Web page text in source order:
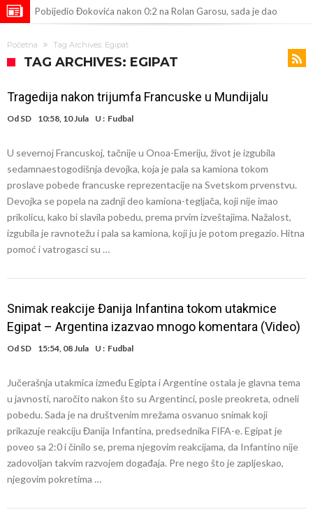
Pobijedio Đokovića nakon 0:2 na Rolan Garosu, sada je dao
daleko”
Koliko traži PSG i koji je Liverpulov “plafon” za Bredlija Barkolu?
Zašto je nepoznati italijanski petoligaš dobio nevjerovatan stadion
Deco nije posjetio Madrid samo zbog Alvareza, Barcelona planira
historijski transfer?
Kapiten slavnog kluba ubijen u napadu ispred svoje kuće, nacija
zahtijeva pravdu.
Potresne scene na sahrani UFC borca! Red ljudi, muzika i aplauz koji
tjera suze
GROM USMRTIO FUDBALERA: Velika tragedija! Povrijeđeno još 12
igrača!
Početna Tag Archives: Egipat
TAG ARCHIVES: EGIPAT
Tragedija nakon trijumfa Francuske u Mundijalu
Od SD 10:58, 10 Jula U : Fudbal
U severnoj Francuskoj, tačnije u Onoa-Emeriju, život je izgubila
sedamnaestogodišnja devojka, koja je pala sa kamiona tokom
proslave pobede francuske reprezentacije na Svetskom prvenstvu.
Devojka se popela na zadnji deo kamiona-tegljača, koji nije imao
prikolicu, kako bi slavila pobedu, prema prvim izveštajima. Nažalost,
izgubila je ravnotežu i pala sa kamiona, koji ju je potom pregazio. Hitna
pomoć i vatrogasci su …
Snimak reakcije Đanija Infantina tokom utakmice
Egipat – Argentina izazvao mnogo komentara (Video)
Od SD 15:54, 08 Jula U : Fudbal
Jučerašnja utakmica između Egipta i Argentine ostala je glavna tema
u javnosti, naročito nakon što su Argentinci, posle preokreta, odneli
pobedu. Sada je na društvenim mrežama osvanuo snimak koji
prikazuje reakciju Đanija Infantina, predsednika FIFA-e. Egipat je
poveo sa 2:0 i činilo se, prema njegovim reakcijama, da Infantino nije
zadovoljan takvim razvojem događaja. Pre nego što je zapljeskao,
njegovim pokretima …